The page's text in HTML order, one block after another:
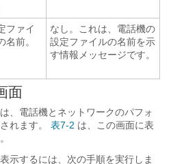
ファイ
名前。
なし。これは、電話機の
設定ファイルの名前を示
す情報メッセージです。
面
、電話機とネットワークのパフォ
れます。
表7-2 は、この画面に表
示するには、次の手順を実行しま